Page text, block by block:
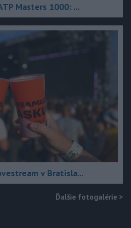
Masters 1000: ...
v Bratisla...
Ďalšie fotogalérie >